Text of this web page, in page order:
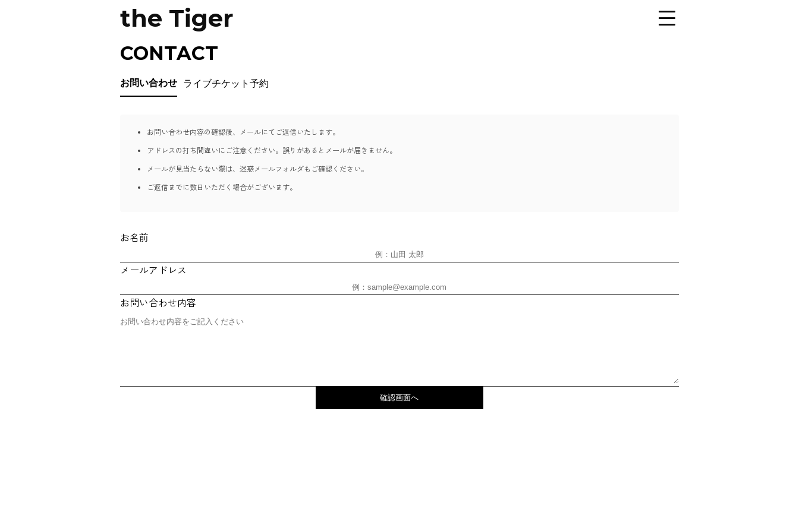
the Tiger
CONTACT
お問い合わせ ライブチケット予約
お問い合わせ内容の確認後、メールにてご返信いたします。
アドレスの打ち間違いにご注意ください。誤りがあるとメールが届きません。
メールが見当たらない際は、迷惑メールフォルダもご確認ください。
ご返信までに数日いただく場合がございます。
お名前
メールアドレス
お問い合わせ内容
確認画面へ